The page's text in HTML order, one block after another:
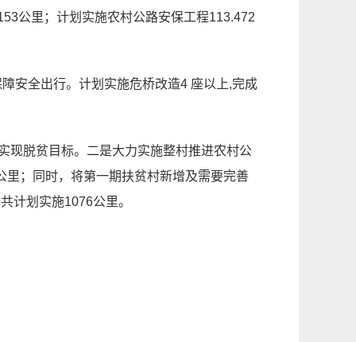
公里；计划实施农村公路安保工程113.472
安全出行。计划实施危桥改造4 座以上,完成
现脱贫目标。二是大力实施整村推进农村公
；同时，将第一期扶贫村新增及需要完善
计划实施1076公里。